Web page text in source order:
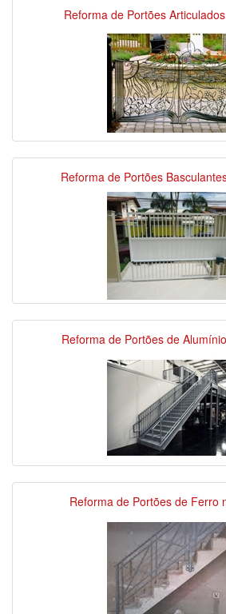
Reforma de Portões
Reforma de Portões
Reforma de Portões de
Reforma de Portões de Ferro